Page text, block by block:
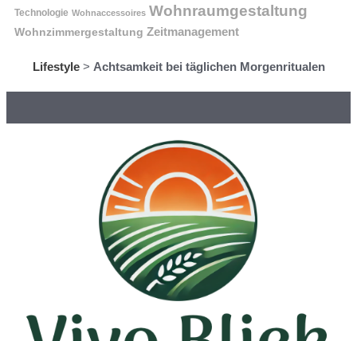
Technologie Wohnaccessoires Wohnraumgestaltung
Wohnzimmergestaltung Zeitmanagement
Lifestyle> Achtsamkeit bei täglichen Morgenritualen